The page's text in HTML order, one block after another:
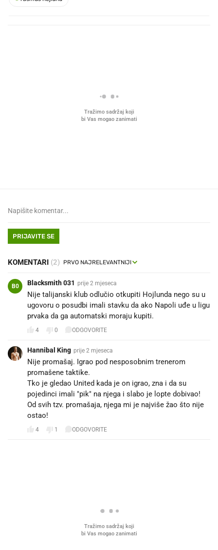
PRIJAVITE SE
KOMENTARI (2)
B0 Blacksmith 031 prije 2 mjeseca
Nije talijanski klub odlučio otkupiti Hojlunda nego su u
ugovoru o posudbi imali stavku da ako Napoli uđe u ligu
prvaka da ga automatski moraju kupiti.
4 0 ODGOVORITE
Hannibal King prije 2 mjeseca
Nije promašaj. Igrao pod nesposobnim trenerom
promašene taktike.
Tko je gledao United kada je on igrao, zna i da su
pojedinci imali "pik" na njega i slabo je lopte dobivao!
Od svih tzv. promašaja, njega mi je najviše žao što nije
ostao!
4 1 ODGOVORITE